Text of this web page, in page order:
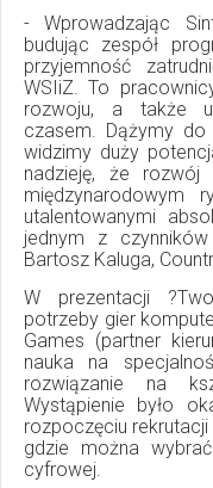
- Wprowadzając
budując zespół
przyjemność
WSIiZ. To
rozwoju, a także
czasem. Dążymy
widzimy duży
nadzieję, że
międzynarodowym
utalentowanymi
jednym z
Bartosz Kaluga,
W prezentacji
potrzeby gier
Games (partner
nauka na
rozwiązanie na
Wystąpienie było
rozpoczęciu
gdzie można
cyfrowej.